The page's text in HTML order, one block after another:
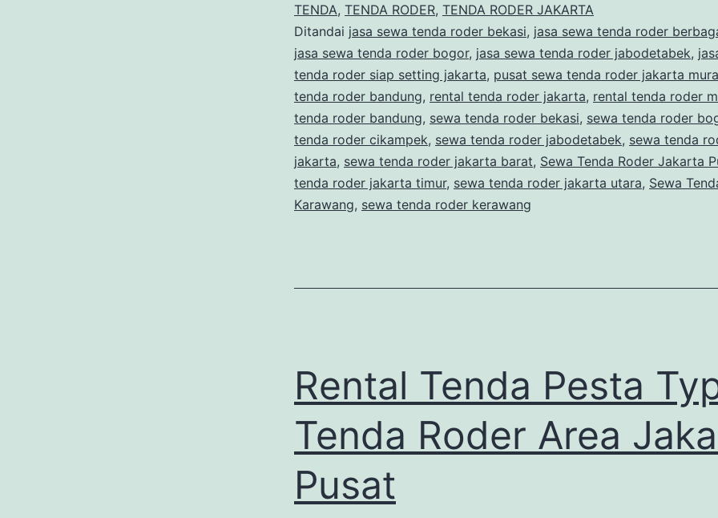
TENDA, TENDA RODER, TENDA RODER JAKARTA
Ditandai jasa sewa tenda roder bekasi, jasa sewa tenda roder
jasa sewa tenda roder bogor, jasa sewa tenda roder jabodetabek,
tenda roder siap setting jakarta, pusat sewa tenda roder jakarta
tenda roder bandung, rental tenda roder jakarta, rental tenda roder
tenda roder bandung, sewa tenda roder bekasi, sewa tenda roder
tenda roder cikampek, sewa tenda roder jabodetabek, sewa tenda
jakarta, sewa tenda roder jakarta barat, Sewa Tenda Roder Jakarta
tenda roder jakarta timur, sewa tenda roder jakarta utara, Sewa
Karawang, sewa tenda roder kerawang
Rental Tenda Pesta
Tenda Roder Area
Pusat